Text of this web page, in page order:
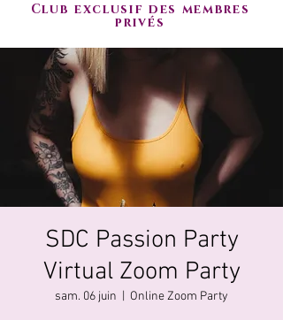
Club exclusif des membres
privés
SDC Passion Party
Virtual Zoom Party
sam. 06 juin Online Zoom Party